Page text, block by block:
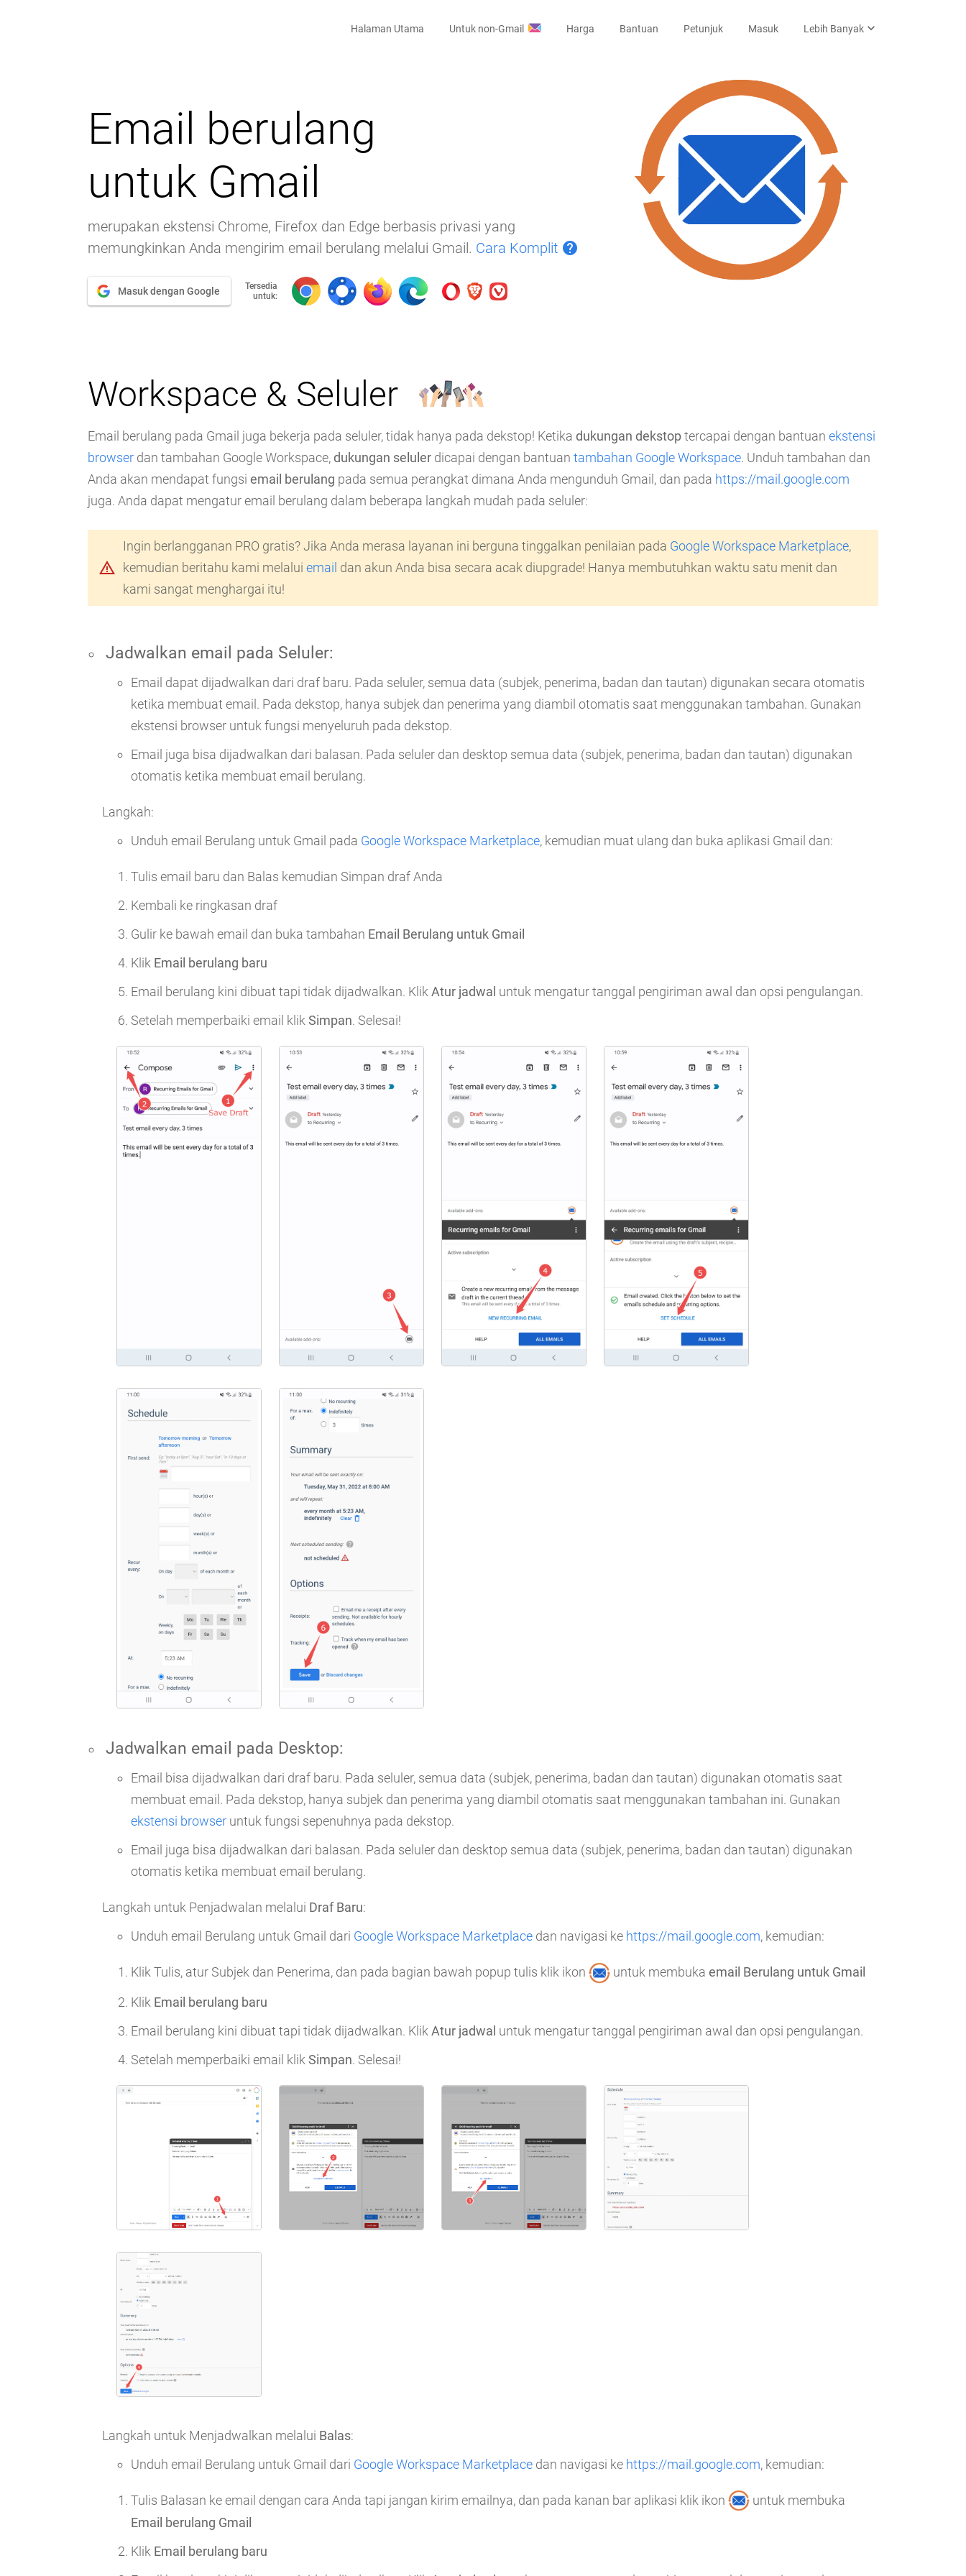
Halaman Utama Untuk non-Gmail Harga Bantuan Petunjuk Masuk Lebih Banyak expand_more
Email berulang
untuk Gmail
merupakan ekstensi Chrome, Firefox dan Edge berbasis privasi yang
memungkinkan Anda mengirim email berulang melalui Gmail. Cara Komplit help
Masuk dengan Google
Tersedia
untuk:
Workspace & Seluler
Email berulang pada Gmail juga bekerja pada seluler, tidak hanya pada dekstop! Ketika dukungan dekstoptercapai dengan bantuan ekstensi
browser dan tambahan Google Workspace, dukungan seluler dicapai dengan bantuan tambahan Google Workspace. Unduh tambahan dan
Anda akan mendapat fungsi email berulang pada semua perangkat dimana Anda mengunduh Gmail, dan pada https://mail.google.com
juga. Anda dapat mengatur email berulang dalam beberapa langkah mudah pada seluler:
warning_amber
Ingin berlangganan PRO gratis? Jika Anda merasa layanan ini berguna tinggalkan penilaian pada Google Workspace Marketplace,
kemudian beritahu kami melalui email dan akun Anda bisa secara acak diupgrade! Hanya membutuhkan waktu satu menit dan
kami sangat menghargai itu!
Jadwalkan email pada Seluler:
Email dapat dijadwalkan dari draf baru. Pada seluler, semua data (subjek, penerima, badan dan tautan) digunakan secara otomatis
ketika membuat email. Pada dekstop, hanya subjek dan penerima yang diambil otomatis saat menggunakan tambahan. Gunakan
ekstensi browser untuk fungsi menyeluruh pada dekstop.
Email juga bisa dijadwalkan dari balasan. Pada seluler dan desktop semua data (subjek, penerima, badan dan tautan) digunakan
otomatis ketika membuat email berulang.
Langkah:
Unduh email Berulang untuk Gmail pada Google Workspace Marketplace, kemudian muat ulang dan buka aplikasi Gmail dan:
Tulis email baru dan Balas kemudian Simpan draf Anda
Kembali ke ringkasan draf
Gulir ke bawah email dan buka tambahan Email Berulang untuk Gmail
Klik Email berulang baru
Email berulang kini dibuat tapi tidak dijadwalkan. KlikAtur jadwal untuk mengatur tanggal pengiriman awal dan opsi pengulangan.
Setelah memperbaiki email klikSimpan. Selesai!
Jadwalkan email pada Desktop:
Email bisa dijadwalkan dari draf baru. Pada seluler, semua data (subjek, penerima, badan dan tautan) digunakan otomatis saat
membuat email. Pada dekstop, hanya subjek dan penerima yang diambil otomatis saat menggunakan tambahan ini. Gunakan
ekstensi browser untuk fungsi sepenuhnya pada dekstop.
Email juga bisa dijadwalkan dari balasan. Pada seluler dan desktop semua data (subjek, penerima, badan dan tautan) digunakan
otomatis ketika membuat email berulang.
Langkah untuk Penjadwalan melalui Draf Baru:
Unduh email Berulang untuk Gmail dari Google Workspace Marketplace dan navigasi ke https://mail.google.com, kemudian:
Klik Tulis, atur Subjek dan Penerima, dan pada bagian bawah popup tulis klik ikon untuk membuka email Berulang untuk Gmail
Klik Email berulang baru
Email berulang kini dibuat tapi tidak dijadwalkan. Klik Atur jadwal untuk mengatur tanggal pengiriman awal dan opsi pengulangan.
Setelah memperbaiki email klik Simpan. Selesai!
Langkah untuk Menjadwalkan melalui Balas:
Unduh email Berulang untuk Gmail dari Google Workspace Marketplace dan navigasi ke https://mail.google.com, kemudian:
Tulis Balasan ke email dengan cara Anda tapi jangan kirim emailnya, dan pada kanan bar aplikasi klik ikon
untuk membuka
Email berulang Gmail
Klik Email berulang baru